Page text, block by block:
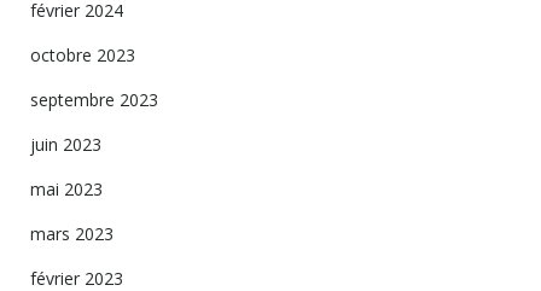
février 2024
octobre 2023
septembre 2023
juin 2023
mai 2023
mars 2023
février 2023